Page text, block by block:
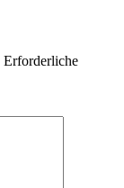
Erforderliche